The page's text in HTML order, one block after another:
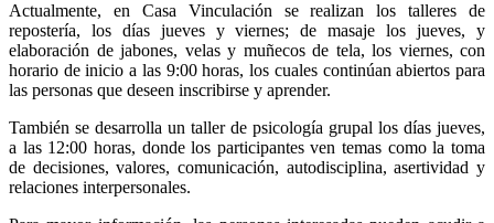
Actualmente, en Casa Vinculación se realizan los talleres de
repostería, los días jueves y viernes; de masaje los jueves, y
elaboración de jabones, velas y muñecos de tela, los viernes, con
horario de inicio a las 9:00 horas, los cuales continúan abiertos para
las personas que deseen inscribirse y aprender.
También se desarrolla un taller de psicología grupal los días jueves,
a las 12:00 horas, donde los participantes ven temas como la toma
de decisiones, valores, comunicación, autodisciplina, asertividad y
relaciones interpersonales.